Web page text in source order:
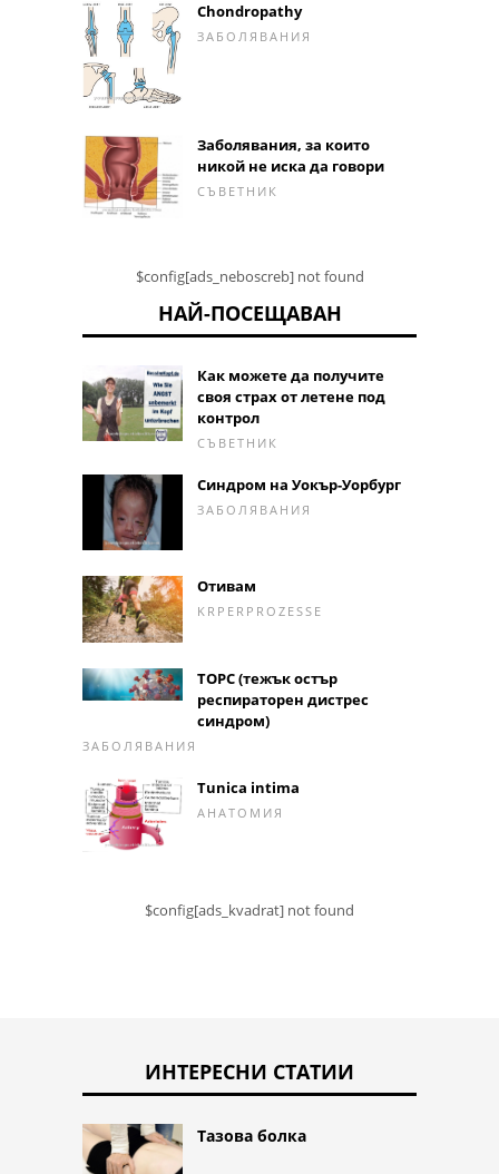
Chondropathy
ЗАБОЛЯВАНИЯ
Заболявания, за които
никой не иска да говори
СЪВЕТНИК
$config[ads_neboscreb] not found
НАЙ-ПОСЕЩАВАН
Как можете да получите
своя страх от летене под
контрол
СЪВЕТНИК
Синдром на Уокър-Уорбург
ЗАБОЛЯВАНИЯ
Отивам
KRPERPROZESSE
ТОРС (тежък остър
респираторен дистрес
синдром)
ЗАБОЛЯВАНИЯ
Tunica intima
АНАТОМИЯ
$config[ads_kvadrat] not found
ИНТЕРЕСНИ СТАТИИ
Тазова болка